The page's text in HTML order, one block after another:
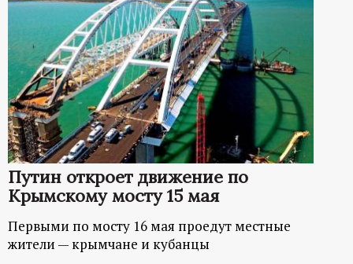
Путин откроет движение по
Крымскому мосту 15 мая
Первыми по мосту 16 мая проедут местные
жители — крымчане и кубанцы